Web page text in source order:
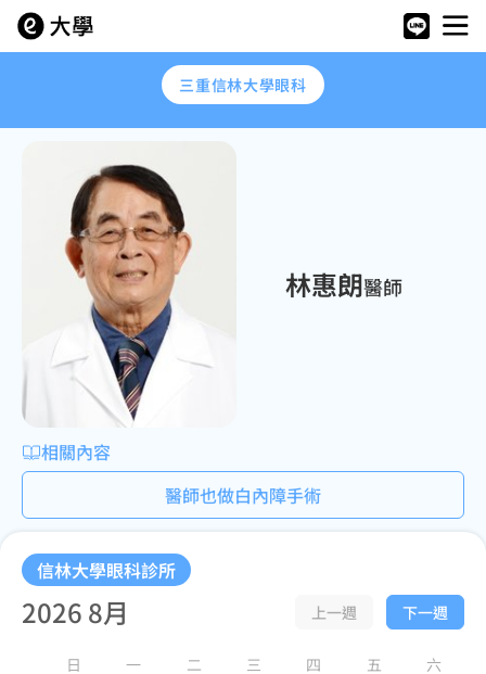
林惠朗醫師
相關內容
醫師也做白內障手術
信林大學眼科診所
2026 8月 上一週 下一週
日 一 二 三 四 五 六
三重信林大學眼科